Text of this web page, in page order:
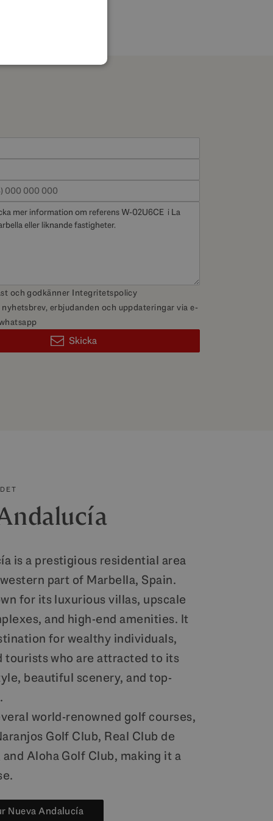
och godkänner Integritetspolicy
erbjudanden och uppdateringar via e-
Skicka
is a prestigious residential area
part of Marbella, Spain.
for its luxurious villas, upscale
and high-end amenities. It
for wealthy individuals,
tourists who are attracted to its
beautiful scenery, and top-
world-renowned golf courses,
Golf Club, Real Club de
Aloha Golf Club, making it a
Nueva Andalucía
POLISH